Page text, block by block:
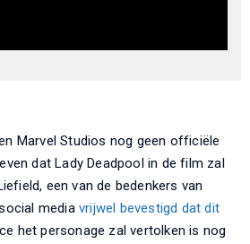
Marvel Studios nog geen officiële
dat Lady Deadpool in de film zal
een van de bedenkers van
media vrijwel bevestigd dat dit
het personage zal vertolken is nog